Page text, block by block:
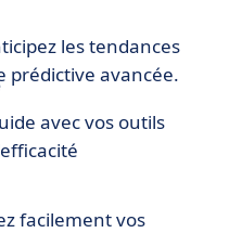
les tendances
prédictive avancée.
avec vos outils
facilement vos